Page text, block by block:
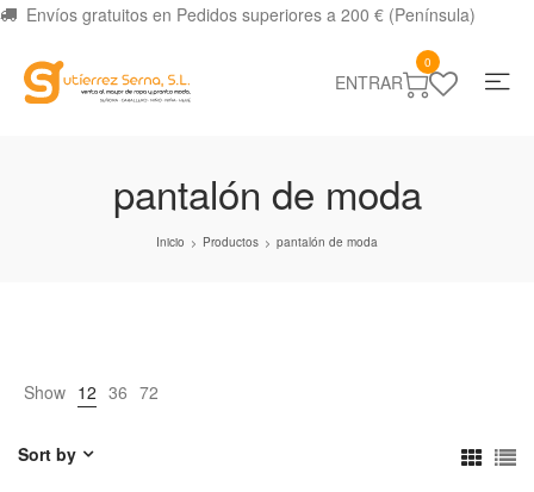
Envíos gratuitos en Pedidos superiores a 200 € (Península)
ENTRAR
0
pantalón de moda
Inicio > Productos > pantalón de moda
Show 12 36 72
Sort by